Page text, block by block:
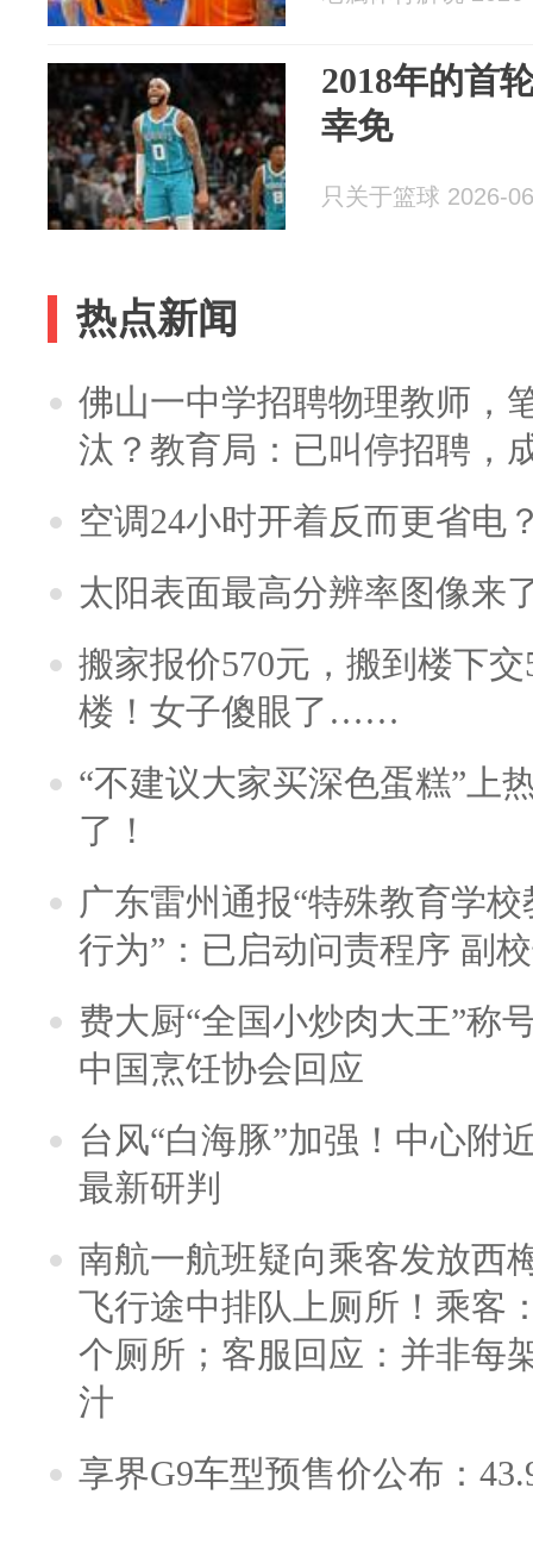
2018年的首
幸免
只关于篮球 2026-
热点新闻
佛山一中学招聘物理教师，
汰？教育局：已叫停招聘，
空调24小时开着反而更省电
太阳表面最高分辨率图像来
搬家报价570元，搬到楼下
楼！女子傻眼了……
“不建议大家买深色蛋糕”上
了！
广东雷州通报“特殊教育学
行为”：已启动问责程序 副
费大厨“全国小炒肉大王”称
中国烹饪协会回应
台风“白海豚”加强！中心附
最新研判
南航一航班疑向乘客发放西
飞行途中排队上厕所！乘客
个厕所；客服回应：并非每
汁
享界G9车型预售价公布：